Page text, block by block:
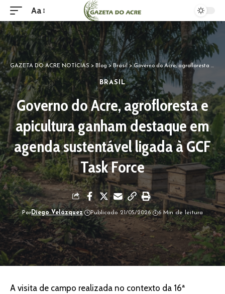
Aa
GAZETA DO ACRE NOTÍCIAS > Blog>Brasil>Governo do Acre, agrofloresta e apicultura ganham destaque em agenda sustentável ligada à GCF Task Force
BRASIL
Governo do Acre, agrofloresta e
apicultura ganham destaque em
agenda sustentável ligada à GCF
Task Force
PorDiego Velázquez Publicado 21/05/2026 6 Min de leitura
A visita de campo realizada no contexto da 16ª